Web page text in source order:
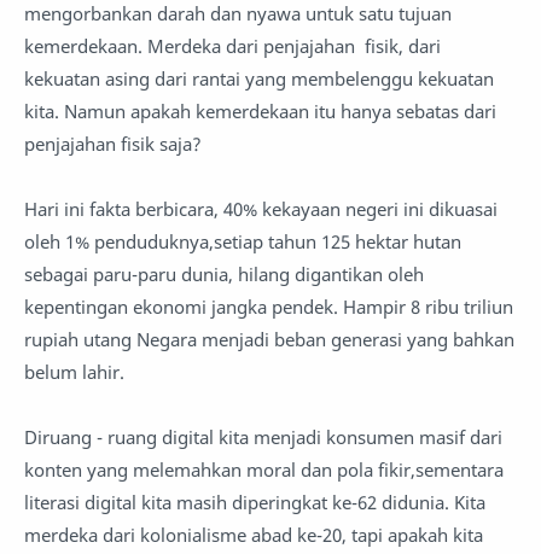
mengorbankan darah dan nyawa untuk satu tujuan
kemerdekaan. Merdeka dari penjajahan fisik, dari
kekuatan asing dari rantai yang membelenggu kekuatan
kita. Namun apakah kemerdekaan itu hanya sebatas dari
penjajahan fisik saja?
Hari ini fakta berbicara, 40% kekayaan negeri ini dikuasai
oleh 1% penduduknya,setiap tahun 125 hektar hutan
sebagai paru-paru dunia, hilang digantikan oleh
kepentingan ekonomi jangka pendek. Hampir 8 ribu triliun
rupiah utang Negara menjadi beban generasi yang bahkan
belum lahir.
Diruang - ruang digital kita menjadi konsumen masif dari
konten yang melemahkan moral dan pola fikir,sementara
literasi digital kita masih diperingkat ke-62 didunia. Kita
merdeka dari kolonialisme abad ke-20, tapi apakah kita